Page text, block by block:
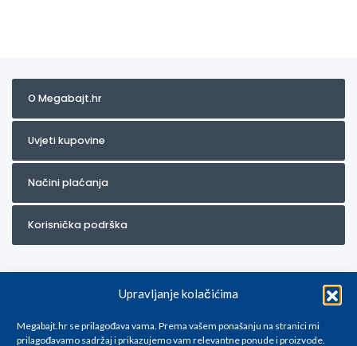
Upravljanje kolačićima
Megabajt.hr se prilagođava vama. Prema vašem ponašanju na stranici mi
prilagođavamo sadržaj i prikazujemo vam relevantne ponude i proizvode.
O Megabajt.hr
Uvjeti kupovine
Načini plaćanja
Korisnička podrška